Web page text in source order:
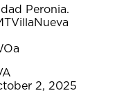
Peronia.
2, 2025